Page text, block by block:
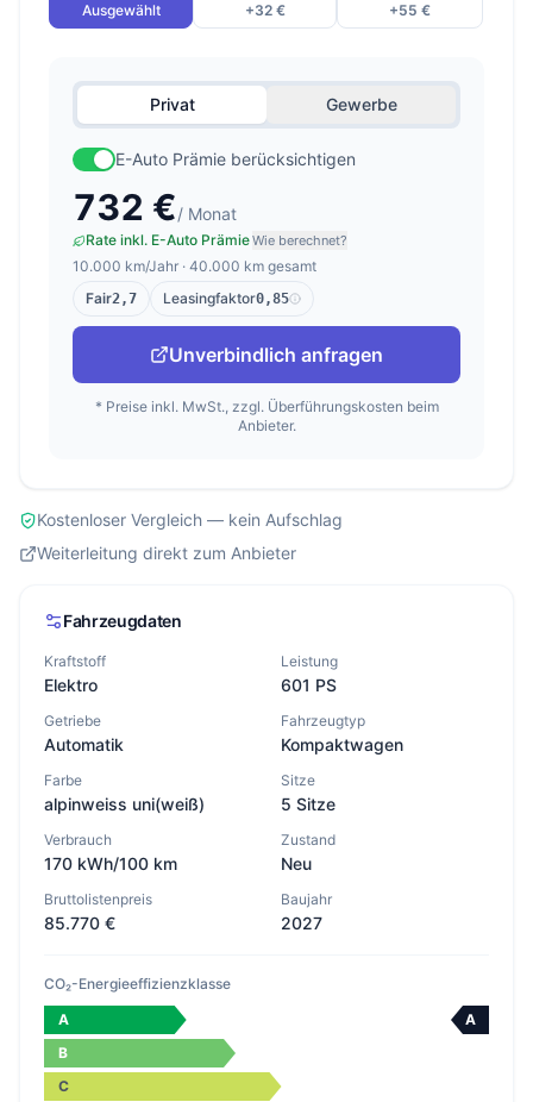
Ausgewählt +32 € +55 €
Privat Gewerbe
E-Auto Prämie berücksichtigen
732 €/ Monat
Rate inkl. E-Auto PrämieWie berechnet?
10.000 km/Jahr · 40.000 km gesamt
Fair2,7 Leasingfaktor0,85
Unverbindlich anfragen
* Preise inkl. MwSt., zzgl. Überführungskosten beim
Anbieter.
Kostenloser Vergleich — kein Aufschlag
Weiterleitung direkt zum Anbieter
Fahrzeugdaten
Kraftstoff
Elektro
Leistung
601 PS
Getriebe
Automatik
Fahrzeugtyp
Kompaktwagen
Farbe
alpinweiss uni(weiß)
Sitze
5 Sitze
Verbrauch
170 kWh/100 km
Zustand
Neu
Bruttolistenpreis
85.770 €
Baujahr
2027
CO₂-Energieeffizienzklasse
A
A
B
C